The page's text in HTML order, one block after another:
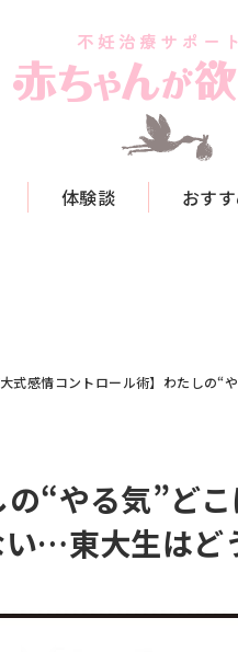
体験談 おす
大式感情コントロール術】わたしの
“やる気”ど
…東大生はど